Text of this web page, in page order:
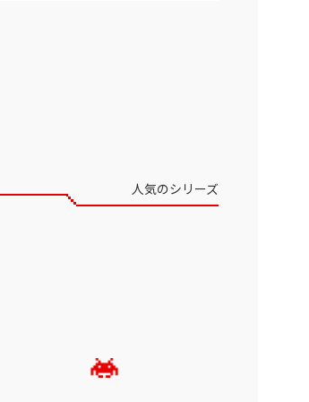
人気のシリーズ